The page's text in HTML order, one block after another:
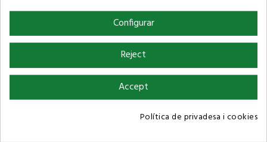
Recollida a granel: Si la quantitat de poda és considerable,
podem fer la recollida directament a granel utilitzant una
grua amb pinça bivalva.
Tant La Recollida Amb Big Bags O A Granel, La Poda Haver D'estar A
L'abast Del Radi De La Grua:
Si és recollida a granel, són 16 metres des del centre del
Configurar
Reject
Accept
Política de privadesa i cookies